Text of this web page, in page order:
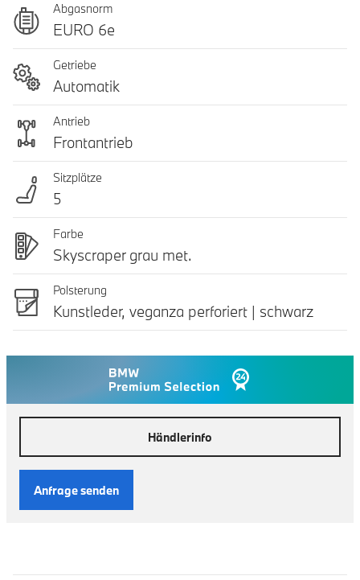
Abgasnorm
EURO 6e
Getriebe
Automatik
Antrieb
Frontantrieb
Sitzplätze
5
Farbe
Skyscraper grau met.
Polsterung
Kunstleder, veganza perforiert | schwarz
Händlerinfo
Anfrage senden